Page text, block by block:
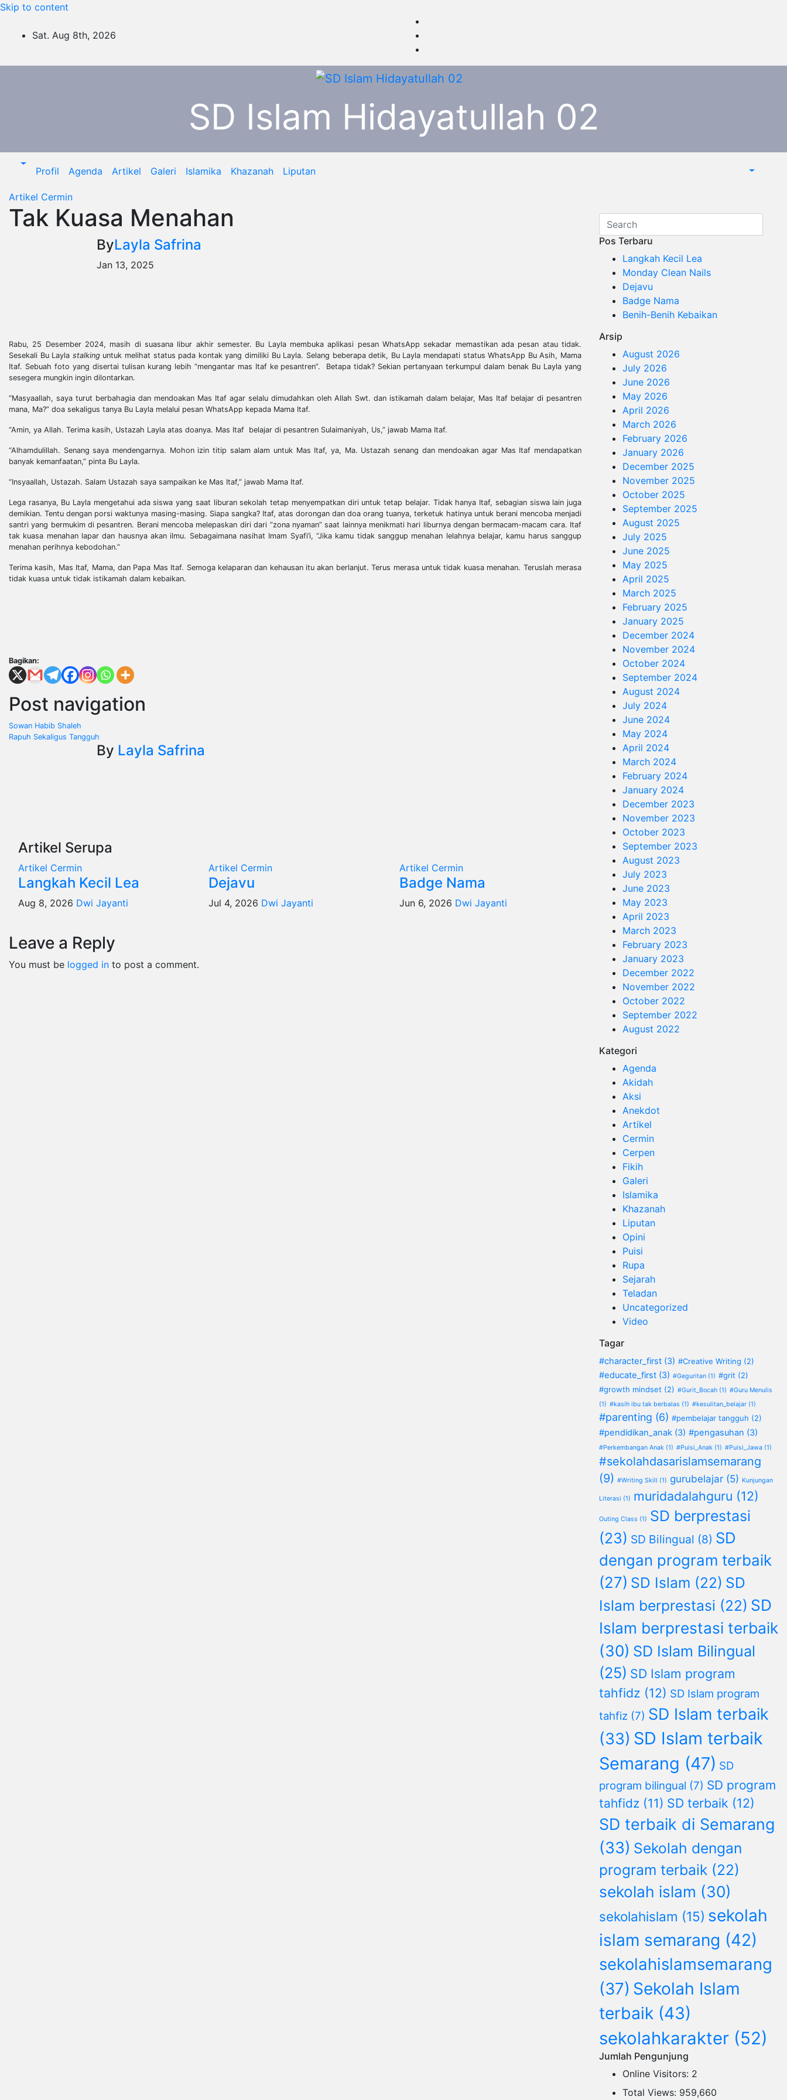
Skip to content
Sat. Aug 8th, 2026
SD Islam Hidayatullah 02
Profil Agenda Artikel Galeri Islamika Khazanah Liputan
Artikel Cermin
Tak Kuasa Menahan
ByLayla Safrina
Jan 13, 2025
Rabu, 25 Desember 2024, masih di suasana libur akhir semester. Bu Layla membuka aplikasi pesan WhatsApp sekadar memastikan ada pesan atau tidak.
Sesekali Bu Layla stalkinguntuk melihat status pada kontak yang dimiliki Bu Layla. Selang beberapa detik, Bu Layla mendapati status WhatsApp Bu Asih, Mama
Itaf. Sebuah foto yang disertai tulisan kurang lebih “mengantar mas Itaf ke pesantren”. Betapa tidak? Sekian pertanyaan terkumpul dalam benak Bu Layla yang
sesegera mungkin ingin dilontarkan.
“Masyaallah, saya turut berbahagia dan mendoakan Mas Itaf agar selalu dimudahkan oleh Allah Swt. dan istikamah dalam belajar, Mas Itaf belajar di pesantren
mana, Ma?” doa sekaligus tanya Bu Layla melalui pesan WhatsApp kepada Mama Itaf.
“Amin, ya Allah. Terima kasih, Ustazah Layla atas doanya. Mas Itaf belajar di pesantren Sulaimaniyah, Us,” jawab Mama Itaf.
“Alhamdulillah. Senang saya mendengarnya. Mohon izin titip salam alam untuk Mas Itaf, ya, Ma. Ustazah senang dan mendoakan agar Mas Itaf mendapatkan
banyak kemanfaatan,” pinta Bu Layla.
“Insyaallah, Ustazah. Salam Ustazah saya sampaikan ke Mas Itaf,” jawab Mama Itaf.
Lega rasanya, Bu Layla mengetahui ada siswa yang saat liburan sekolah tetap menyempatkan diri untuk tetap belajar. Tidak hanya Itaf, sebagian siswa lain juga
demikian. Tentu dengan porsi waktunya masing-masing. Siapa sangka? Itaf, atas dorongan dan doa orang tuanya, terketuk hatinya untuk berani mencoba menjadi
santri yang bermukim di pesantren. Berani mencoba melepaskan diri dari ”zona nyaman” saat lainnya menikmati hari liburnya dengan bermacam-macam cara. Itaf
tak kuasa menahan lapar dan hausnya akan ilmu. Sebagaimana nasihat Imam Syafi’i, “Jika kamu tidak sanggup menahan lelahnya belajar, kamu harus sanggup
menahan perihnya kebodohan.”
Terima kasih, Mas Itaf, Mama, dan Papa Mas Itaf. Semoga kelaparan dan kehausan itu akan berlanjut. Terus merasa untuk tidak kuasa menahan. Teruslah merasa
tidak kuasa untuk tidak istikamah dalam kebaikan.
Bagikan:
Post navigation
Sowan Habib Shaleh
Rapuh Sekaligus Tangguh
By Layla Safrina
Artikel Serupa
Artikel Cermin
Langkah Kecil Lea
Aug 8, 2026 Dwi Jayanti
Artikel Cermin
Dejavu
Jul 4, 2026 Dwi Jayanti
Artikel Cermin
Badge Nama
Jun 6, 2026 Dwi Jayanti
Leave a Reply
You must be logged in to post a comment.
Pos Terbaru
Langkah Kecil Lea
Monday Clean Nails
Dejavu
Badge Nama
Benih-Benih Kebaikan
Arsip
August 2026
July 2026
June 2026
May 2026
April 2026
March 2026
February 2026
January 2026
December 2025
November 2025
October 2025
September 2025
August 2025
July 2025
June 2025
May 2025
April 2025
March 2025
February 2025
January 2025
December 2024
November 2024
October 2024
September 2024
August 2024
July 2024
June 2024
May 2024
April 2024
March 2024
February 2024
January 2024
December 2023
November 2023
October 2023
September 2023
August 2023
July 2023
June 2023
May 2023
April 2023
March 2023
February 2023
January 2023
December 2022
November 2022
October 2022
September 2022
August 2022
Kategori
Agenda
Akidah
Aksi
Anekdot
Artikel
Cermin
Cerpen
Fikih
Galeri
Islamika
Khazanah
Liputan
Opini
Puisi
Rupa
Sejarah
Teladan
Uncategorized
Video
Tagar
#character_first (3) #Creative Writing (2)
#educate_first (3) #Geguritan (1) #grit (2)
#growth mindset (2) #Gurit_Bocah (1) #Guru Menulis
(1) #kasih ibu tak berbalas (1) #kesulitan_belajar (1)
#parenting (6) #pembelajar tangguh (2)
#pendidikan_anak (3) #pengasuhan (3)
#Perkembangan Anak (1) #Puisi_Anak (1) #Puisi_Jawa (1)
#sekolahdasarislamsemarang
(9) #Writing Skill (1) gurubelajar (5) Kunjungan
Literasi (1) muridadalahguru (12)
Outing Class (1) SD berprestasi
(23) SD Bilingual (8) SD
dengan program terbaik
(27) SD Islam (22) SD
Islam berprestasi (22) SD
Islam berprestasi terbaik
(30) SD Islam Bilingual
(25) SD Islam program
tahfidz (12) SD Islam program
tahfiz (7) SD Islam terbaik
(33) SD Islam terbaik
Semarang (47) SD
program bilingual (7) SD program
tahfidz (11) SD terbaik (12)
SD terbaik di Semarang
(33) Sekolah dengan
program terbaik (22)
sekolah islam (30)
sekolahislam (15) sekolah
islam semarang (42)
sekolahislamsemarang
(37) Sekolah Islam
terbaik (43)
sekolahkarakter (52)
Jumlah Pengunjung
Online Visitors: 2
Total Views: 959,660